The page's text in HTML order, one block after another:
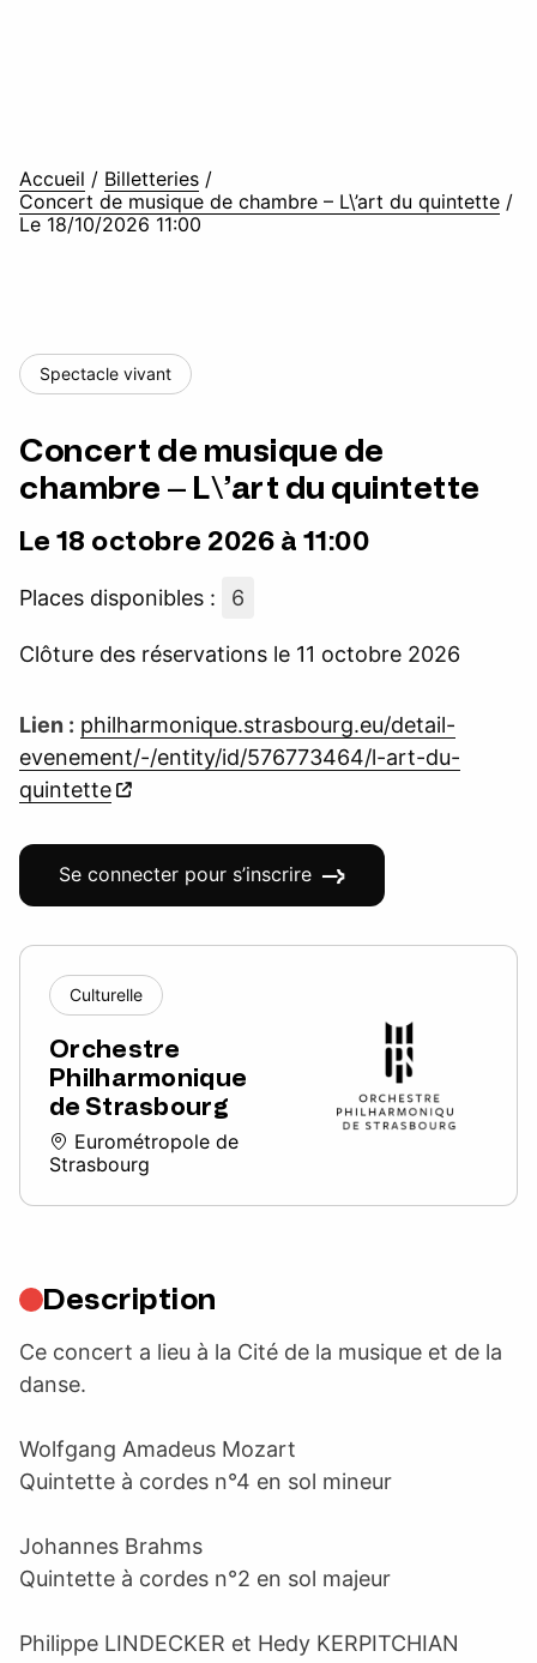
Accueil / Billetteries /
Concert de musique de chambre – L\’art du quintette /
Le 18/10/2026 11:00
Spectacle vivant
Concert de musique de
chambre – L\’art du quintette
Le 18 octobre 2026 à 11:00
Places disponibles : 6
Clôture des réservations le 11 octobre 2026
Lien : philharmonique.strasbourg.eu/detail-
evenement/-/entity/id/576773464/l-art-du-
quintette
Se connecter pour s’inscrire
Culturelle
Orchestre
Philharmonique
de Strasbourg
Eurométropole de
Strasbourg
Description
Ce concert a lieu à la Cité de la musique et de la
danse.
Wolfgang Amadeus Mozart
Quintette à cordes n°4 en sol mineur
Johannes Brahms
Quintette à cordes n°2 en sol majeur
Philippe LINDECKER et Hedy KERPITCHIAN